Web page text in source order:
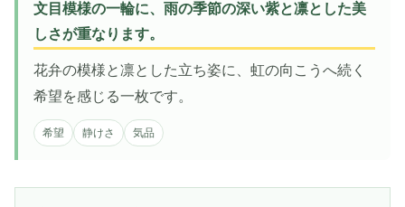
文目模様の一輪に、雨の季節の深い紫と凛とした美
しさが重なります。
花弁の模様と凛とした立ち姿に、虹の向こうへ続く
希望を感じる一枚です。
希望 静けさ 気品